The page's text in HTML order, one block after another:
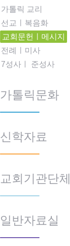
가톨릭 교리
선교ㅣ복음화
교회문헌ㅣ메시지
전례ㅣ미사
7성사ㅣ 준성사
가톨릭문화
신학자료
교회기관단
일반자료실